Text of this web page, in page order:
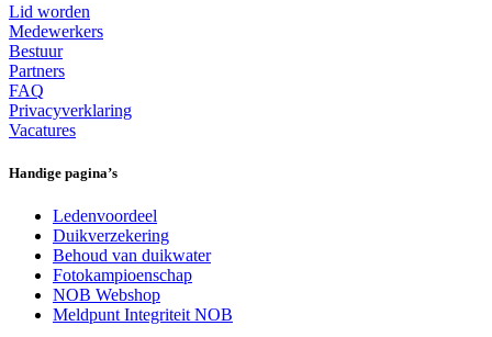
Lid worden
Medewerkers
Bestuur
Partners
FAQ
Privacyverklaring
Vacatures
Handige pagina’s
Ledenvoordeel
Duikverzekering
Behoud van duikwater
Fotokampioenschap
NOB Webshop
Meldpunt Integriteit NOB